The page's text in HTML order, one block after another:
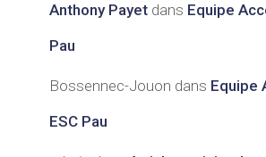
Anthony Payet dans Equipe
Pau
Bossennec-Jouon dans Equipe
ESC Pau